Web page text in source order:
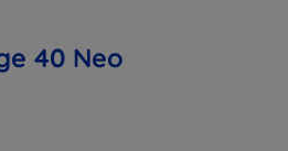
40 Neo